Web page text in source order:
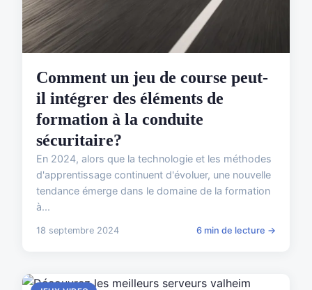
Comment un jeu de course peut-
il intégrer des éléments de
formation à la conduite
sécuritaire?
En 2024, alors que la technologie et les méthodes
d'apprentissage continuent d'évoluer, une nouvelle
tendance émerge dans le domaine de la formation
à...
18 septembre 2024 6 min de lecture →